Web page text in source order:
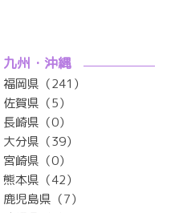
九州・沖縄
福岡県（241）
佐賀県（5）
長崎県（0）
大分県（39）
宮崎県（0）
熊本県（42）
鹿児島県（7）